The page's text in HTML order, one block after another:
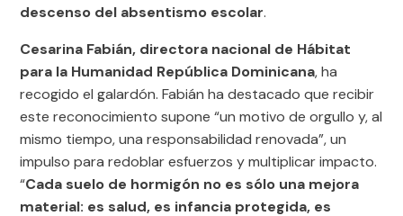
descenso del absentismo escolar.
Cesarina Fabián, directora nacional de Hábitat
para la Humanidad República Dominicana, ha
recogido el galardón. Fabián ha destacado que recibir
este reconocimiento supone “un motivo de orgullo y, al
mismo tiempo, una responsabilidad renovada”, un
impulso para redoblar esfuerzos y multiplicar impacto.
“Cada suelo de hormigón no es sólo una mejora
material: es salud, es infancia protegida, es